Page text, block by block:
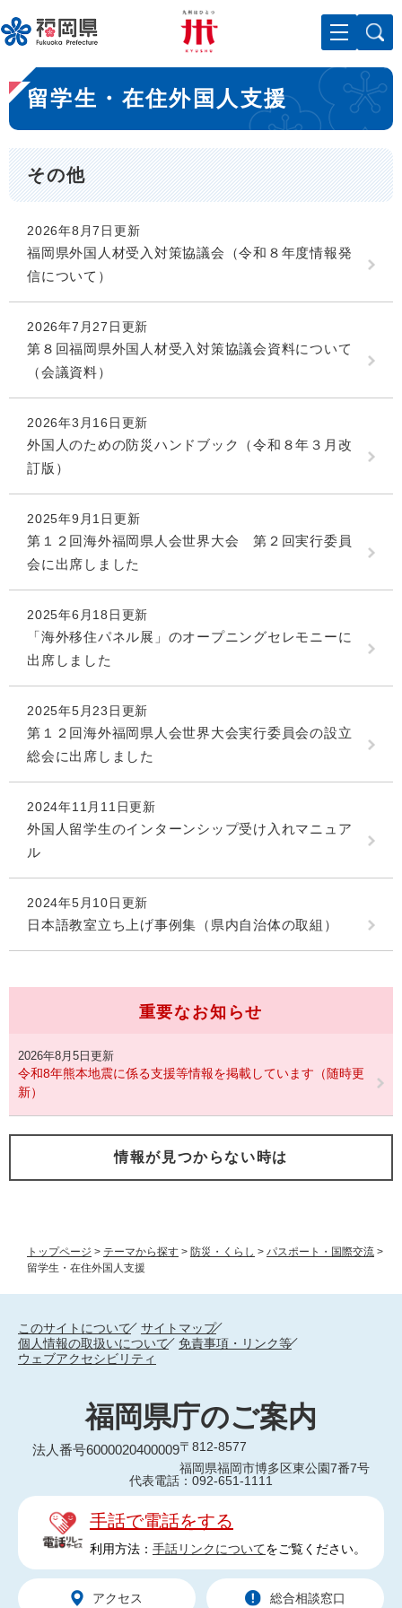
ー
ジ
先
頭
で
。
メニューを飛ばして本文へ
トップページ > テーマから探す > 防災・くらし > パスポート・国際交流 >
留学生・在住外国人支援
本
文
留学生・在住外国人支援
その他
2026年8月7日更新
福岡県外国人材受入対策協議会（令和８年度情報発
信について）
2026年7月27日更新
第８回福岡県外国人材受入対策協議会資料について
（会議資料）
2026年3月16日更新
外国人のための防災ハンドブック（令和８年３月改
訂版）
2025年9月1日更新
第１２回海外福岡県人会世界大会 第２回実行委員
会に出席しました
2025年6月18日更新
「海外移住パネル展」のオープニングセレモニーに
出席しました
2025年5月23日更新
第１２回海外福岡県人会世界大会実行委員会の設立
総会に出席しました
2024年11月11日更新
外国人留学生のインターンシップ受け入れマニュア
ル
2024年5月10日更新
日本語教室立ち上げ事例集（県内自治体の取組）
重要なお知らせ
2026年8月5日更新
令和8年熊本地震に係る支援等情報を掲載しています（随時更
新）
情報が見つからない時は
このサイトについて
サイトマップ
個人情報の取扱いについて
免責事項・リンク等
ウェブアクセシビリティ
福岡県庁のご案内
法人番号6000020400009〒812-8577
福岡県福岡市博多区東公園7番7号
代表電話：092-651-1111
手話で電話をする
利用方法： 手話リンクについてをご覧ください。
アクセス 総合相談窓口